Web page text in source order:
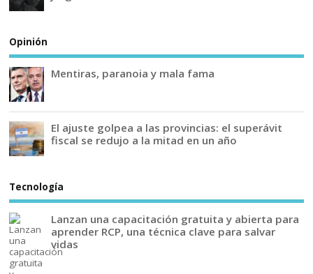
Opinión
Mentiras, paranoia y mala fama
El ajuste golpea a las provincias: el superávit
fiscal se redujo a la mitad en un año
Tecnología
Lanzan una capacitación gratuita y abierta para
aprender RCP, una técnica clave para salvar
vidas